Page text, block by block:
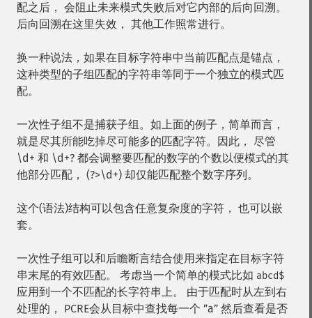
配之后， 会阻止未来模式失败后对它内部的后向回溯。
后向回溯在这里失效， 其他工作照常进行。
换一种说法，如果在目标字符串中当前匹配点是锚点，
这种类型的子组匹配的字符串等同于一个独立的模式匹
配。
一次性子组不是捕获子组。如上面的例子，简单而言，
就是尽其所能吃掉尽可能多的匹配字符。因此， 尽管
\d+ 和 \d+? 都会调整要匹配的数字的个数以便模式的其
他部分匹配， (?>\d+) 却仅能匹配整个数字序列。
这个(语法)结构可以包含任意复杂度的字符， 也可以嵌
套。
一次性子组可以和后瞻断言结合使用来指定在目标字符
串末尾的有效匹配。 考虑当一个简单的模式比如 abcd$
应用到一个不匹配的长字符串上。 由于匹配时从左到右
处理的， PCRE会从目标中查找每一个 ”a” 然后查看是否